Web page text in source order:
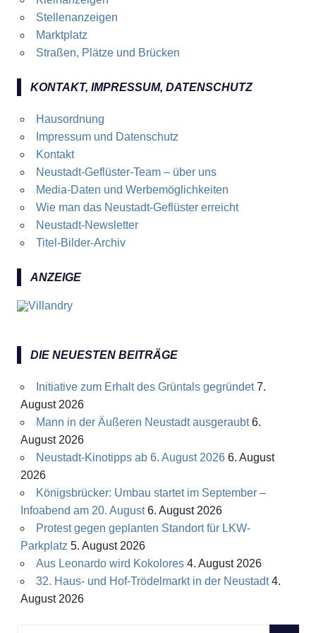
Stellenanzeigen
Marktplatz
Straßen, Plätze und Brücken
KONTAKT, IMPRESSUM, DATENSCHUTZ
Hausordnung
Impressum und Datenschutz
Kontakt
Neustadt-Geflüster-Team – über uns
Media-Daten und Werbemöglichkeiten
Wie man das Neustadt-Geflüster erreicht
Neustadt-Newsletter
Titel-Bilder-Archiv
ANZEIGE
DIE NEUESTEN BEITRÄGE
Initiative zum Erhalt des Grüntals gegründet 7.
August 2026
Mann in der Äußeren Neustadt ausgeraubt 6.
August 2026
Neustadt-Kinotipps ab 6. August 2026 6. August
2026
Königsbrücker: Umbau startet im September –
Infoabend am 20. August 6. August 2026
Protest gegen geplanten Standort für LKW-
Parkplatz 5. August 2026
Aus Leonardo wird Kokolores 4. August 2026
32. Haus- und Hof-Trödelmarkt in der Neustadt 4.
August 2026